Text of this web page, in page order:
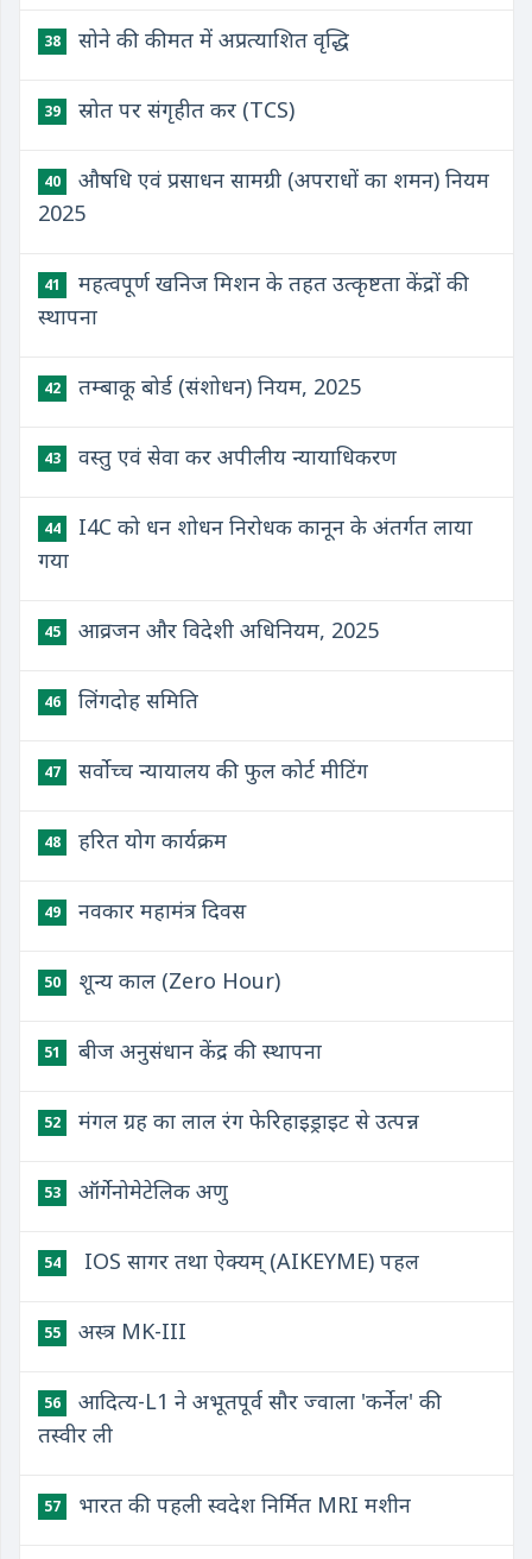
38 सोने की कीमत में अप्रत्याशित वृद्धि
39 स्रोत पर संगृहीत कर (TCS)
40
औषधि एवं प्रसाधन सामग्री (अपराधों का शमन) नियम
2025
41
महत्वपूर्ण खनिज मिशन के तहत उत्कृष्टता केंद्रों की
स्थापना
42 तम्बाकू बोर्ड (संशोधन) नियम, 2025
43 वस्तु एवं सेवा कर अपीलीय न्यायाधिकरण
44
I4C को धन शोधन निरोधक कानून के अंतर्गत लाया
गया
45 आव्रजन और विदेशी अधिनियम, 2025
46 लिंगदोह समिति
47 सर्वोच्च न्यायालय की फुल कोर्ट मीटिंग
48 हरित योग कार्यक्रम
49 नवकार महामंत्र दिवस
50 शून्य काल (Zero Hour)
51 बीज अनुसंधान केंद्र की स्थापना
52 मंगल ग्रह का लाल रंग फेरिहाइड्राइट से उत्पन्न
53 ऑर्गेनोमेटेलिक अणु
54 ​ IOS सागर तथा ऐक्यम् (AIKEYME) पहल
55 अस्त्र MK-III
56
आदित्य-L1 ने अभूतपूर्व सौर ज्वाला 'कर्नेल' की
तस्वीर ली
57 भारत की पहली स्वदेश निर्मित MRI मशीन